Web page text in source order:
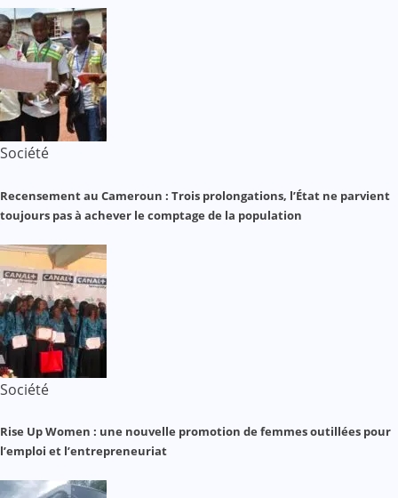
Société
Recensement au Cameroun : Trois prolongations, l’État ne parvient
toujours pas à achever le comptage de la population
Société
Rise Up Women : une nouvelle promotion de femmes outillées pour
l’emploi et l’entrepreneuriat